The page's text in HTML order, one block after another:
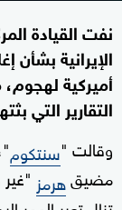
نفت القيادة
الإيرانية
أميركية
التقارير التي
وقالت "سنتكوم
مضيقهرمز